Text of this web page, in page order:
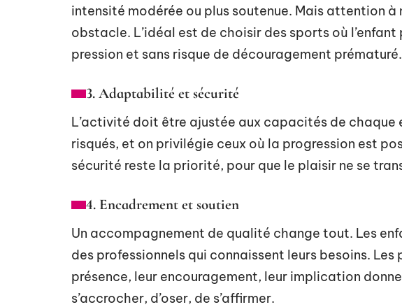
intensité modérée ou plus soutenue. Mais attention à
obstacle. L’idéal est de choisir des sports où
pression et sans risque de découragement prématuré.
3. Adaptabilité et sécurité
L’activité doit être ajustée aux capacités de chaque
risqués, et on privilégie ceux où la progression est
sécurité reste la priorité, pour que le plaisir ne se
4. Encadrement et soutien
Un accompagnement de qualité change tout. Les
des professionnels qui connaissent leurs besoins. Les
présence, leur encouragement, leur implication
s’accrocher, d’oser, de s’affirmer.